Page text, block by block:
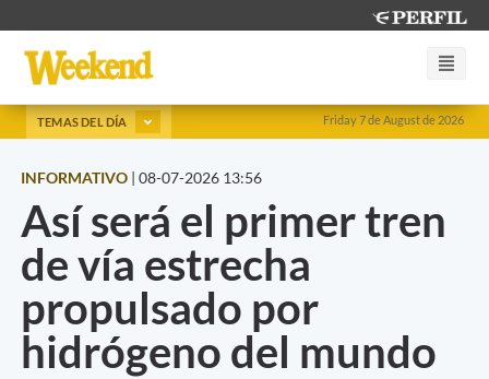
Friday 7 de August de 2026
TEMAS DEL DÍA
INFORMATIVO | 08-07-2026 13:56
Así será el primer tren
de vía estrecha
propulsado por
hidrógeno del mundo